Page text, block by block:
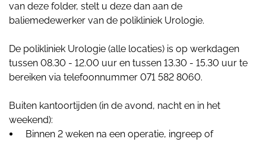
van deze folder, stelt u deze dan aan de
baliemedewerker van de polikliniek Urologie.
De polikliniek Urologie (alle locaties) is op werkdagen
tussen 08.30 - 12.00 uur en tussen 13.30 - 15.30 uur te
bereiken via telefoonnummer 071 582 8060.
Buiten kantoortijden (in de avond, nacht en in het
weekend):
Binnen 2 weken na een operatie, ingreep of